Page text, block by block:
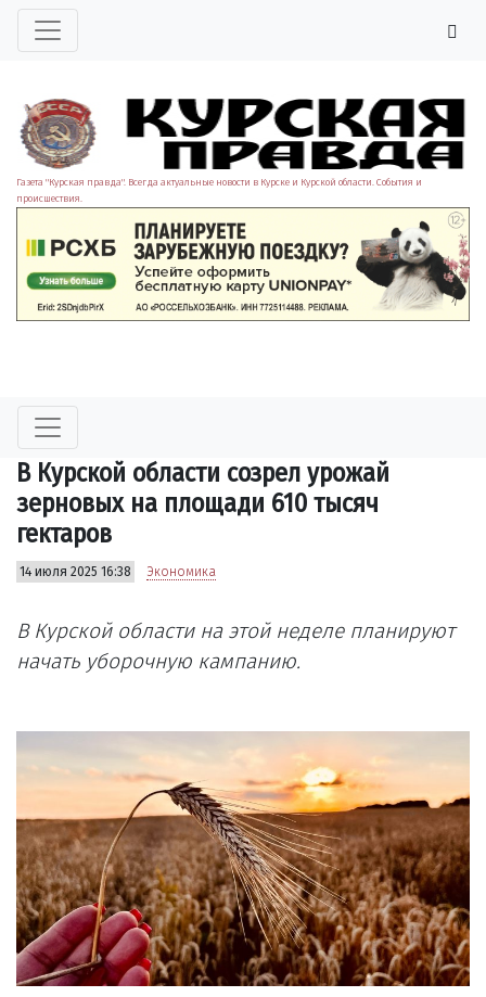
Газета "Курская правда". Всегда актуальные новости в Курске и Курской области. События и
происшествия.
В Курской области созрел урожай
зерновых на площади 610 тысяч
гектаров
14 июля 2025 16:38 Экономика
В Курской области на этой неделе планируют
начать уборочную кампанию.